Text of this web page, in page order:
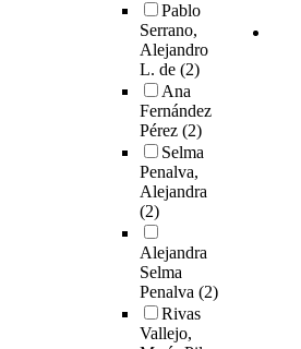
Pablo
Serrano,
Alejandro
L. de (2)
Ana
Fernández
Pérez (2)
Selma
Penalva,
Alejandra
(2)
Alejandra
Selma
Penalva (2)
Rivas
Vallejo,